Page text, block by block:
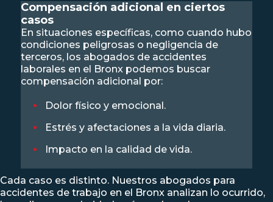
Compensación adicional en ciertos
casos
En situaciones específicas, como cuando hubo
condiciones peligrosas o negligencia de
terceros, los abogados de accidentes
laborales en el Bronx podemos buscar
compensación adicional por:
Dolor físico y emocional.
Estrés y afectaciones a la vida diaria.
Impacto en la calidad de vida.
Cada caso es distinto. Nuestros abogados para
accidentes de trabajo en el Bronx analizan lo ocurrido,